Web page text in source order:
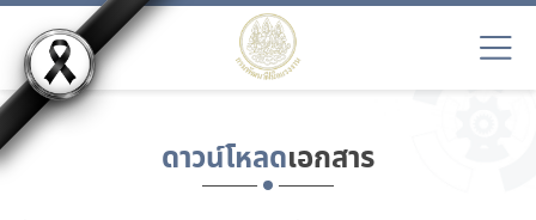
ดาวน์โหลดเอกสาร